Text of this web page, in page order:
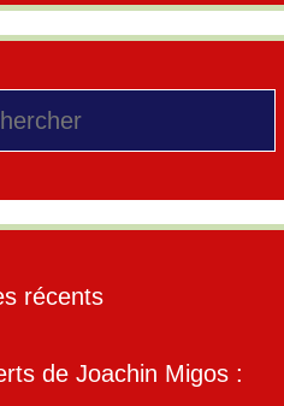
récents
de Joachin Migos :